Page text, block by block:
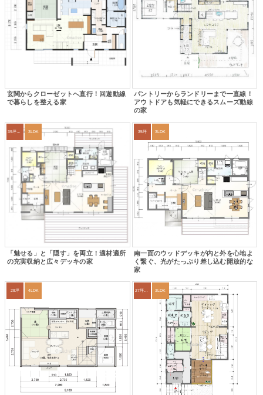
玄関からクローゼットへ直行！回遊動線
で暮らしを整える家
パントリーからランドリーまで一直線！
アウトドアも気軽にできるスムーズ動線
の家
3LDK
「魅せる」と「隠す」を両立！適材適所
の充実収納と広々デッキの家
35坪 3LDK
南一面のウッドデッキが内と外を心地よ
く繋ぐ、光がたっぷり差し込む開放的な
家
28坪 4LDK 27坪〜30坪 3LDK